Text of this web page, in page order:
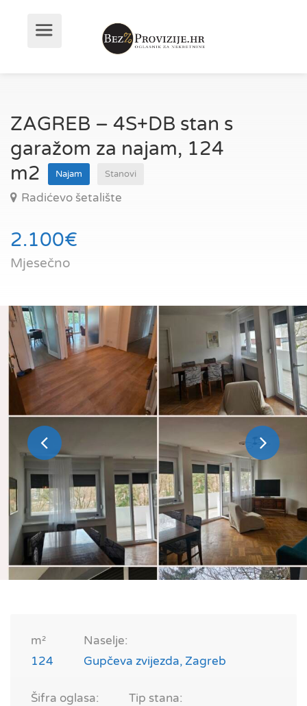
ZAGREB – 4S+DB stan s
garažom za najam, 124
m2
Najam Stanovi
Radićevo šetalište
2.100€
Mjesečno
m²
124
Naselje:
Gupčeva zvijezda, Zagreb
Šifra oglasa:
Tip stana: